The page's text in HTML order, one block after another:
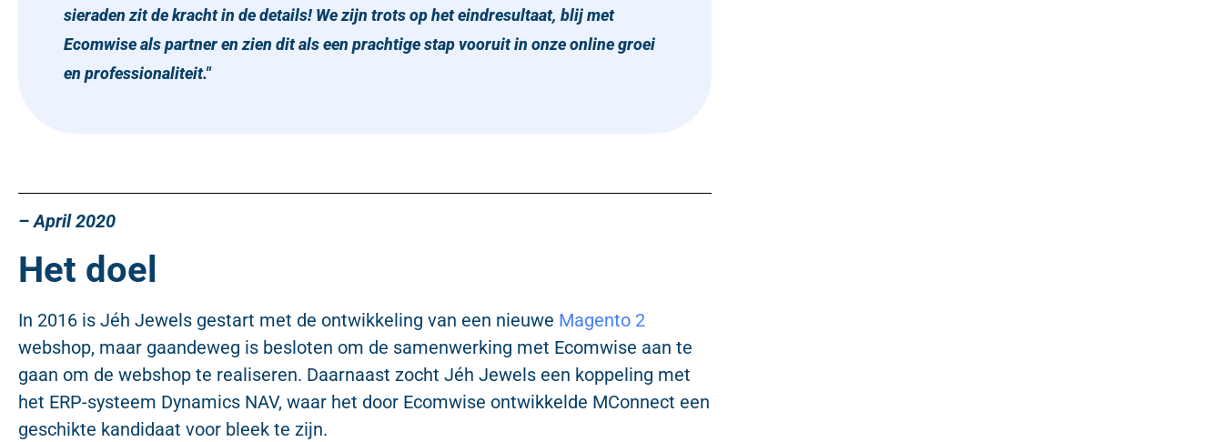
sieraden zit de kracht in de details! We zijn trots op het eindresultaat, blij met
Ecomwise als partner en zien dit als een prachtige stap vooruit in onze online groei
en professionaliteit."
– April 2020
Het doel
In 2016 is Jéh Jewels gestart met de ontwikkeling van een nieuwe Magento 2
webshop, maar gaandeweg is besloten om de samenwerking met Ecomwise aan te
gaan om de webshop te realiseren. Daarnaast zocht Jéh Jewels een koppeling met
het ERP-systeem Dynamics NAV, waar het door Ecomwise ontwikkelde MConnect een
geschikte kandidaat voor bleek te zijn.